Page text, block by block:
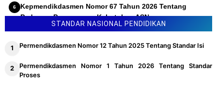
Kepmendikdasmen Nomor 67 Tahun 2026 Tentang
Pedoman Penyusunan Kebutuhan ASN
STANDAR NASIONAL PENDIDIKAN
Permendikdasmen Nomor 12 Tahun 2025 Tentang Standar Isi
Permendikdasmen Nomor 1 Tahun 2026 Tentang Standar
Proses